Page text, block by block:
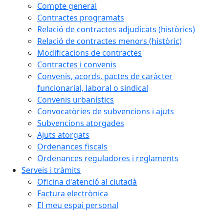
Compte general
Contractes programats
Relació de contractes adjudicats (històrics)
Relació de contractes menors (històric)
Modificacions de contractes
Contractes i convenis
Convenis, acords, pactes de caràcter
funcionarial, laboral o sindical
Convenis urbanístics
Convocatòries de subvencions i ajuts
Subvencions atorgades
Ajuts atorgats
Ordenances fiscals
Ordenances reguladores i reglaments
Serveis i tràmits
Oficina d'atenció al ciutadà
Factura electrònica
El meu espai personal